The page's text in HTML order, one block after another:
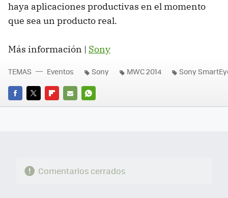
haya aplicaciones productivas en el momento
que sea un producto real.
Más información | Sony
FACEBOOK
TWITTERFLIPBOARD
E-
WHATSAPP
TEMAS Eventos Sony MWC 2014 Sony
Comentarios cerrados